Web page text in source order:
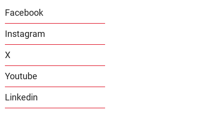
Facebook
Instagram
X
Youtube
Linkedin